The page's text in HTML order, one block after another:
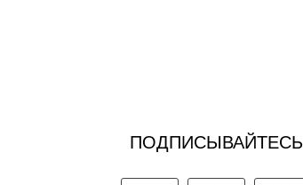
ПОДПИСЫВАЙТЕСЬ